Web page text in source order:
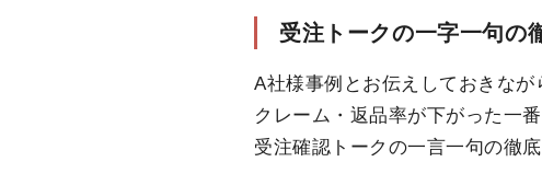
受注トークの一字一句の
A社様事例とお伝えしておきなが
クレーム・返品率が下がった一
受注確認トークの一言一句の徹底